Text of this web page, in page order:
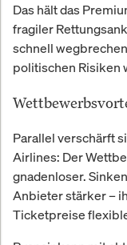
Das hält das
fragiler
schnell
politischen Risiken
Parallel verschärft
Airlines: Der
gnadenloser.
Anbieter stärker –
Ticketpreise